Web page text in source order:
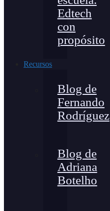
Edtech
con
propósito
Recursos
Blog de
Fernando
Rodríguez
Blog de
Adriana
Botelho